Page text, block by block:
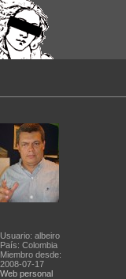
Usuario: albeiro
País: Colombia
Miembro desde:
2008-07-17
Web personal